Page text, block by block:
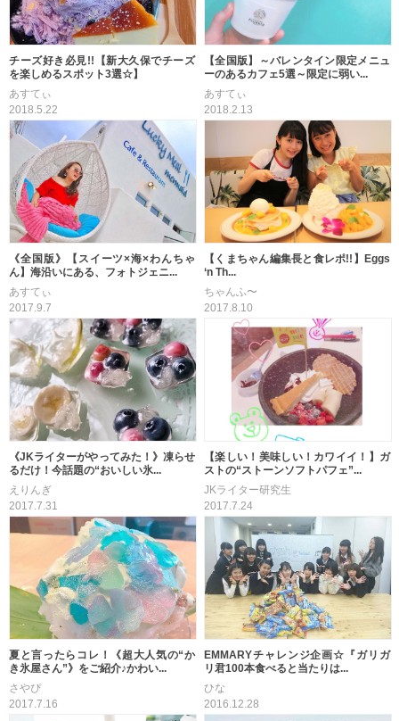
チーズ好き必見!!【新大久保でチーズ
を楽しめるスポット3選☆】
あすてぃ
2018.5.22
【全国版】～バレンタイン限定メニュ
ーのあるカフェ5選～限定に弱い...
あすてぃ
2018.2.13
《全国版》【スイーツ×海×わんちゃ
ん】海沿いにある、フォトジェニ...
あすてぃ
2017.9.7
【くまちゃん編集長と食レポ!!】Eggs
‘n Th...
ちゃんふ〜
2017.8.10
《JKライターがやってみた！》凍らせ
るだけ！今話題の“おいしい氷...
えりんぎ
2017.7.31
【楽しい！美味しい！カワイイ！】ガ
ストの“ストーンソフトパフェ”...
JKライター研究生
2017.7.24
夏と言ったらコレ！《超大人気の“か
き氷屋さん”》をご紹介♪かわい...
さやぴ
2017.7.16
EMMARYチャレンジ企画☆『ガリガ
リ君100本食べると当たりは...
ひな
2016.12.28